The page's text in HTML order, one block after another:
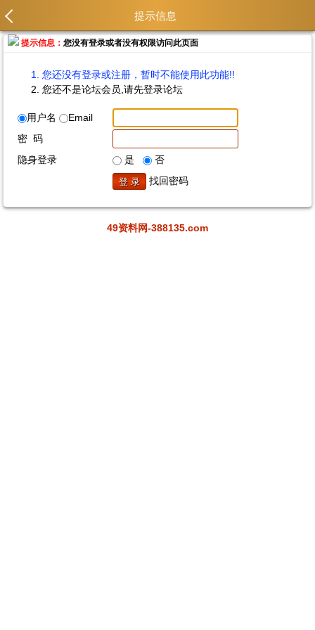
提示信息
提示信息：您没有登录或者没有权限访问此页面
您还没有登录或注册，暂时不能使用此功能!!
您还不是论坛会员,请先登录论坛
用户名
Email
密 码
隐身登录
是
否
找回密码
49资料网-388135.com